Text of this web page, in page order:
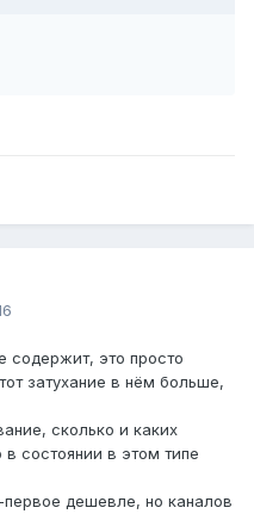
содержит, это просто
затухание в нём больше,
сколько и каких
состоянии в этом типе
первое дешевле, но каналов